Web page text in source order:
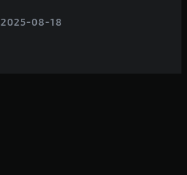
2025-08-18